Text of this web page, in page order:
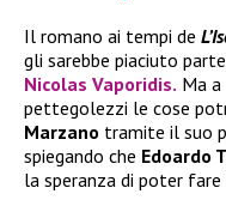
Il romano ai tempi de
gli sarebbe piaciuto
Nicolas Vaporidis. Ma
pettegolezzi le cose
Marzano tramite il suo
spiegando che Edoardo
la speranza di poter